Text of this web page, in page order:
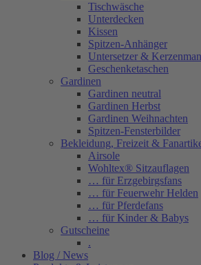
Tischwäsche
Unterdecken
Kissen
Spitzen-Anhänger
Untersetzer &
Geschenketaschen
Gardinen
Gardinen neutral
Gardinen Herbst
Gardinen Weihnachten
Spitzen-Fensterbilder
Bekleidung, Freizeit &
Airsole
Wohltex® Sitzauflagen
… für Erzgebirgsfans
… für Feuerwehr Helden
… für Pferdefans
… für Kinder & Babys
Gutscheine
.
Blog / News